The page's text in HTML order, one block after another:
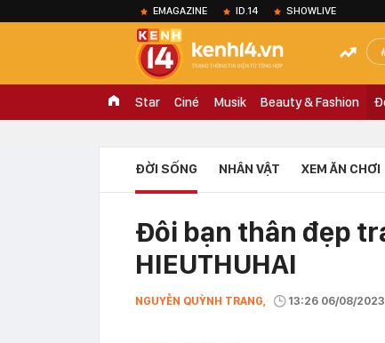
EMAGAZINE ID.14 SHOWLIVE
Star Ciné Musik Beauty & Fashion
ĐỜI SỐNG NHÂN VẬT XEM ĂN CHƠI
Đôi bạn thân đẹp
HIEUTHUHAI
NGUYỄN QUỲNH TRANG, 13:26 06/08/2023